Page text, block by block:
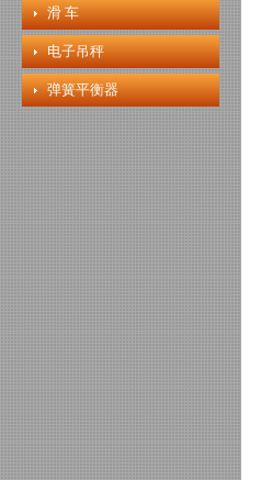
滑 车
电子吊秤
弹簧平衡器